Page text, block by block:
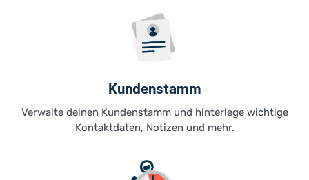
Kundenstamm
Verwalte deinen Kundenstamm und hinterlege wichtige
Kontaktdaten, Notizen und mehr.